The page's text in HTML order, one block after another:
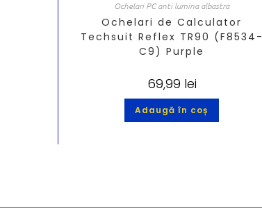
Ochelari PC anti lumina albastra
Ochelari de Calculator
Techsuit Reflex TR90 (F8534-
C9) Purple
69,99 lei
Adaugă în coș